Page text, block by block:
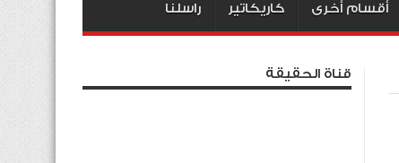
أقسام أخرى كاريكاتير راسلنا
قناة الحقيقة